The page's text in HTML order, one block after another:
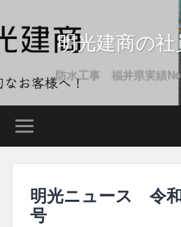
明光建商の
防水工事 福井県実績
明光ニュース 令
号